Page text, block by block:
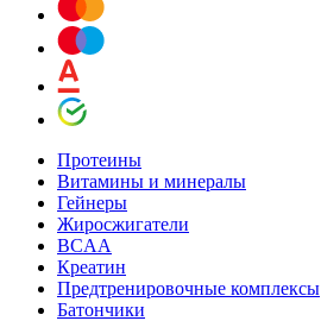
Протеины
Витамины и минералы
Гейнеры
Жиросжигатели
BCAA
Креатин
Предтренировочные комплексы
Батончики